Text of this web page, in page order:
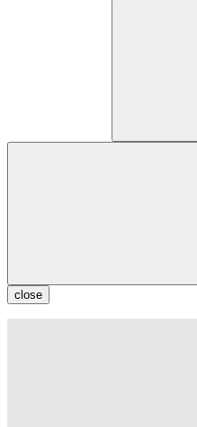
close